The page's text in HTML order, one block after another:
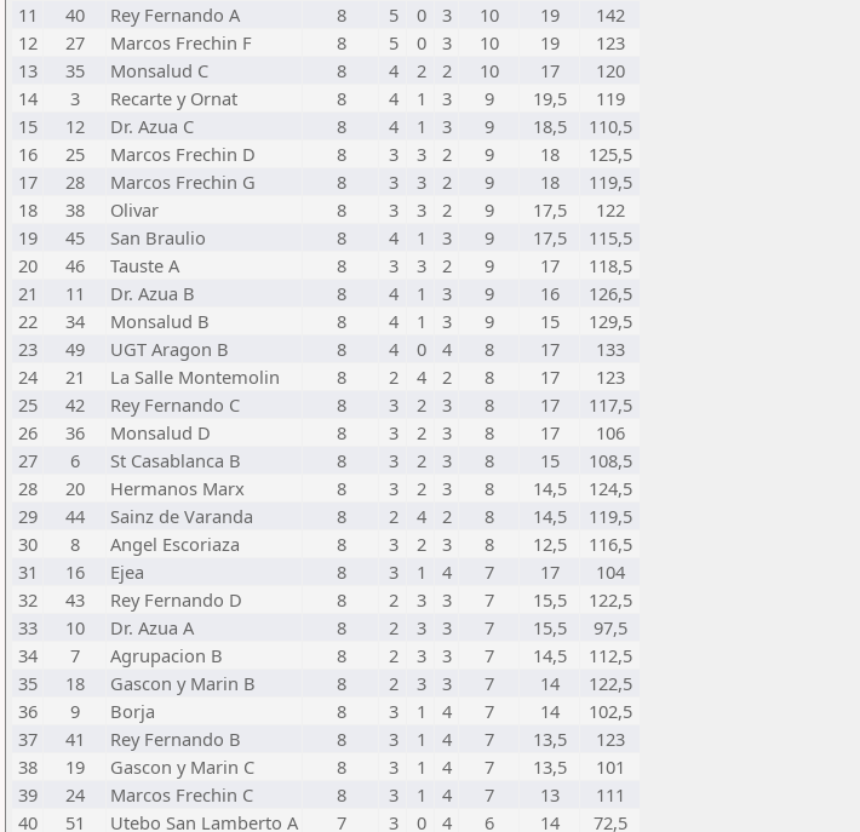
11
40 Rey Fernando A 8 5 0 3 10 19
142
12
27 Marcos Frechin F 8 5 0 3 10 19
123
13
35 Monsalud C 8 4 2 2 10 17
120
14
3 Recarte y Ornat 8 4 1 3 9 19,5
119
15
12 Dr. Azua C 8 4 1 3 9 18,5
110,5
16
25 Marcos Frechin D 8 3 3 2 9 18
125,5
17
28 Marcos Frechin G 8 3 3 2 9 18
119,5
18
38 Olivar 8 3 3 2 9 17,5
122
19
45 San Braulio 8 4 1 3 9 17,5
115,5
20
46 Tauste A 8 3 3 2 9 17
118,5
21
11 Dr. Azua B 8 4 1 3 9 16
126,5
22
34 Monsalud B 8 4 1 3 9 15
129,5
23
49 UGT Aragon B 8 4 0 4 8 17
133
24
21 La Salle Montemolin 8 2 4 2 8 17
123
25
42 Rey Fernando C 8 3 2 3 8 17
117,5
26
36 Monsalud D 8 3 2 3 8 17
106
27
6 St Casablanca B 8 3 2 3 8 15
108,5
28
20 Hermanos Marx 8 3 2 3 8 14,5
124,5
29
44 Sainz de Varanda 8 2 4 2 8 14,5
119,5
30
8 Angel Escoriaza 8 3 2 3 8 12,5
116,5
31
16 Ejea 8 3 1 4 7 17
104
32
43 Rey Fernando D 8 2 3 3 7 15,5
122,5
33
10 Dr. Azua A 8 2 3 3 7 15,5
97,5
34
7 Agrupacion B 8 2 3 3 7 14,5
112,5
35
18 Gascon y Marin B 8 2 3 3 7 14
122,5
36
9 Borja 8 3 1 4 7 14
102,5
37
41 Rey Fernando B 8 3 1 4 7 13,5
123
38
19 Gascon y Marin C 8 3 1 4 7 13,5
101
39
24 Marcos Frechin C 8 3 1 4 7 13
111
40
51 Utebo San Lamberto A 7 3 0 4 6 14 72,5